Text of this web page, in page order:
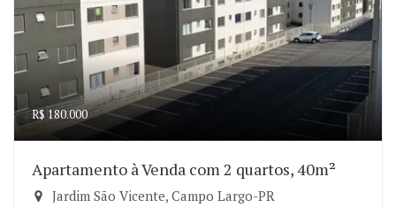
R$ 180.000
Apartamento à Venda com 2 quartos, 40m²
Jardim São Vicente, Campo Largo-PR